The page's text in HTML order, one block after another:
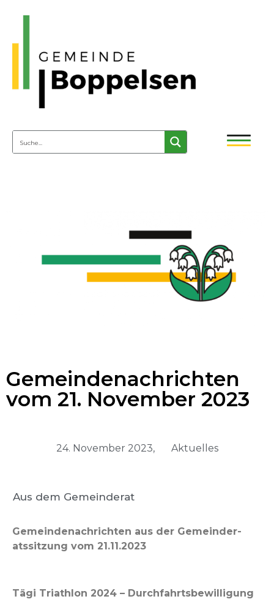
Gemeindenachrichten
vom 21. November 2023
24. November 2023, Aktuelles
Aus dem Gemeinderat
Gemein­de­nachricht­en aus der Gemein­der­
atssitzung vom 21.11.2023
Tägi Triathlon 2024 – Durchfahrtsbewilligung